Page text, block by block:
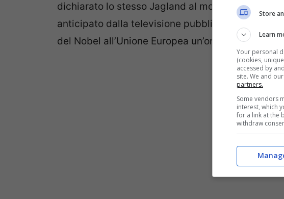
dichiarato lo stesso Jagland al momento della
anticipato dalla televisione pubblica norvegese
del Nobel all’Unione Europea un’ora prima
Store
Learn
Your personal
(cookies,
accessed by
site. We and
partners.
Some vendors
interest, which
for a link at the
withdraw